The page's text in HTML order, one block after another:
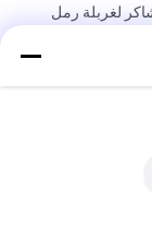
شاكر لغربلة رمل
الشاشة لفصل
المواد الحبيبية